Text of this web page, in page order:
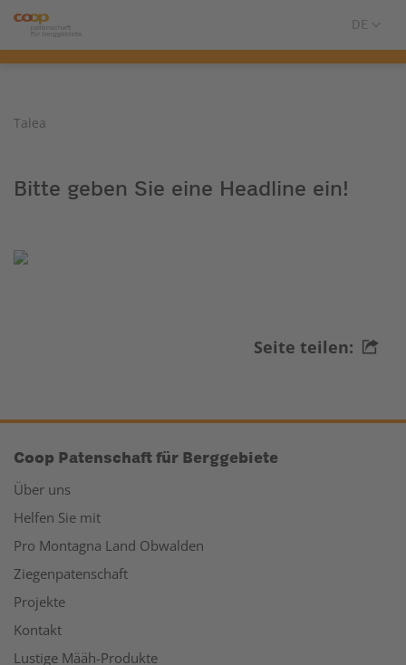
Talea
Bitte geben Sie eine Headline ein!
Seite teilen:
Coop Patenschaft für Berggebiete
Über uns
Helfen Sie mit
Pro Montagna Land Obwalden
Ziegenpatenschaft
Projekte
Kontakt
Lustige Määh-Produkte